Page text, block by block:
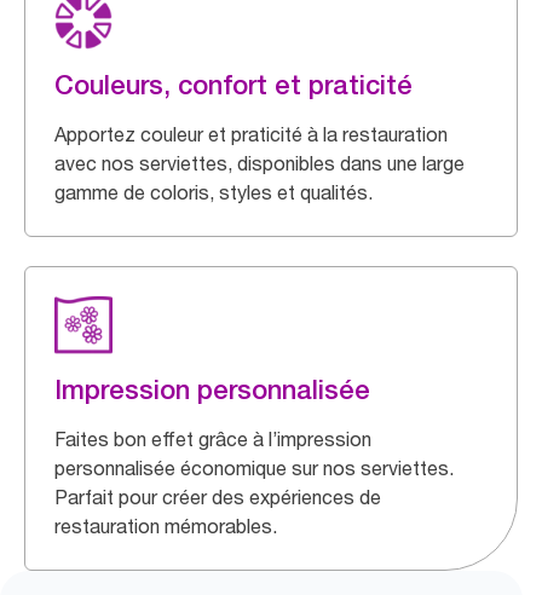
Couleurs, confort et praticité
Apportez couleur et praticité à la restauration
avec nos serviettes, disponibles dans une large
gamme de coloris, styles et qualités.
Impression personnalisée
Faites bon effet grâce à l’impression
personnalisée économique sur nos serviettes.
Parfait pour créer des expériences de
restauration mémorables.